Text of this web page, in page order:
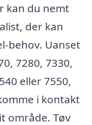
kan du nemt
der kan
behov. Uanset
7280, 7330,
eller 7550,
i kontakt
område. Tøv